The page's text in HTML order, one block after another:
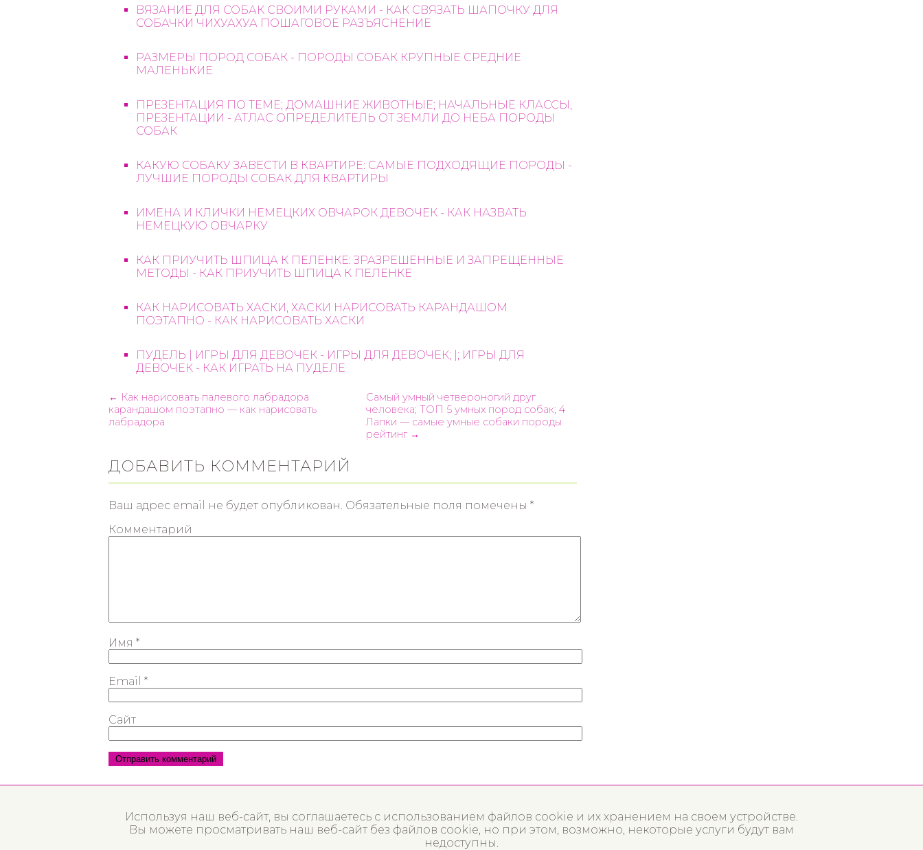
ВЯЗАНИЕ ДЛЯ СОБАК СВОИМИ РУКАМИ - КАК СВЯЗАТЬ ШАПОЧКУ ДЛЯ
СОБАЧКИ ЧИХУАХУА ПОШАГОВОЕ РАЗЪЯСНЕНИЕ
РАЗМЕРЫ ПОРОД СОБАК - ПОРОДЫ СОБАК КРУПНЫЕ СРЕДНИЕ
МАЛЕНЬКИЕ
ПРЕЗЕНТАЦИЯ ПО ТЕМЕ; ДОМАШНИЕ ЖИВОТНЫЕ; НАЧАЛЬНЫЕ КЛАССЫ,
ПРЕЗЕНТАЦИИ - АТЛАС ОПРЕДЕЛИТЕЛЬ ОТ ЗЕМЛИ ДО НЕБА ПОРОДЫ
СОБАК
КАКУЮ СОБАКУ ЗАВЕСТИ В КВАРТИРЕ: САМЫЕ ПОДХОДЯЩИЕ ПОРОДЫ -
ЛУЧШИЕ ПОРОДЫ СОБАК ДЛЯ КВАРТИРЫ
ИМЕНА И КЛИЧКИ НЕМЕЦКИХ ОВЧАРОК ДЕВОЧЕК - КАК НАЗВАТЬ
НЕМЕЦКУЮ ОВЧАРКУ
КАК ПРИУЧИТЬ ШПИЦА К ПЕЛЕНКЕ: ЗРАЗРЕШЕННЫЕ И ЗАПРЕЩЕННЫЕ
МЕТОДЫ - КАК ПРИУЧИТЬ ШПИЦА К ПЕЛЕНКЕ
КАК НАРИСОВАТЬ ХАСКИ, ХАСКИ НАРИСОВАТЬ КАРАНДАШОМ
ПОЭТАПНО - КАК НАРИСОВАТЬ ХАСКИ
ПУДЕЛЬ | ИГРЫ ДЛЯ ДЕВОЧЕК - ИГРЫ ДЛЯ ДЕВОЧЕК; |; ИГРЫ ДЛЯ
ДЕВОЧЕК - КАК ИГРАТЬ НА ПУДЕЛЕ
← Как нарисовать палевого лабрадора
карандашом поэтапно — как нарисовать
лабрадора
Самый умный четвероногий друг
человека; ТОП 5 умных пород собак; 4
Лапки — самые умные собаки породы
рейтинг →
ДОБАВИТЬ КОММЕНТАРИЙ
Ваш адрес email не будет опубликован. Обязательные поля помечены *
Комментарий
Имя *
Email *
Сайт
Используя наш веб-сайт, вы соглашаетесь с использованием файлов cookie и их хранением на своем устройстве.
Вы можете просматривать наш веб-сайт без файлов cookie, но при этом, возможно, некоторые услуги будут вам
недоступны.